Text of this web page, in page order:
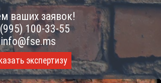
ваших заявок!
100-33-55
info@fse.ms
экспертизу